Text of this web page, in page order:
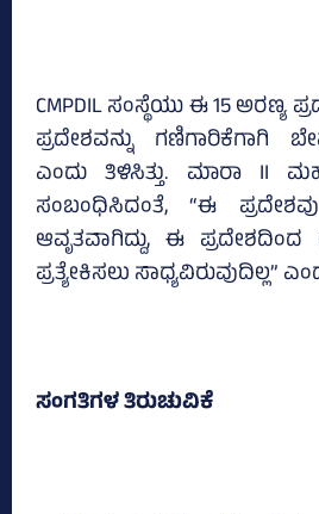
CMPDIL ಸಂಸ್ಥೆಯು ಈ 15 ಅರಣ್ಯ
ಪ್ರದೇಶವನ್ನು ಗಣಿಗಾರಿಕೆಗಾಗಿ
ಎಂದು ತಿಳಿಸಿತ್ತು. ಮಾರಾ II
ಸಂಬಂಧಿಸಿದಂತೆ, “ಈ
ಆವೃತವಾಗಿದ್ದು, ಈ
ಪ್ರತ್ಯೇಕಿಸಲು ಸಾಧ್ಯವಿರುವುದಿಲ್ಲ”
ಸಂಗತಿಗಳ ತಿರುಚುವಿಕೆ